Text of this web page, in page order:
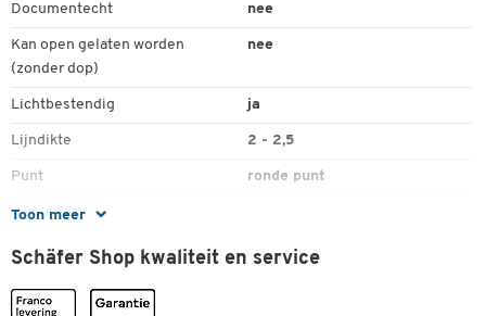
Toon meer
Documentecht nee
Kan open gelaten worden
(zonder dop)
nee
Lichtbestendig ja
Lijndikte 2 - 2,5
Punt ronde punt
Sneldrogend
Stuk(s) per verpakking
Schäfer Shop kwaliteit en service